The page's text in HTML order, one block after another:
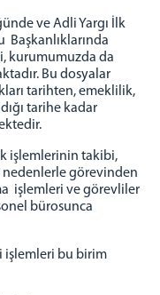
ve Adli Yargı İlk
Başkanlıklarında
kurumumuzda da
Bu dosyalar
tarihten, emeklilik,
tarihe kadar
işlemlerinin takibi,
nedenlerle görevinden
işlemleri ve görevliler
bürosunca
işlemleri bu birim